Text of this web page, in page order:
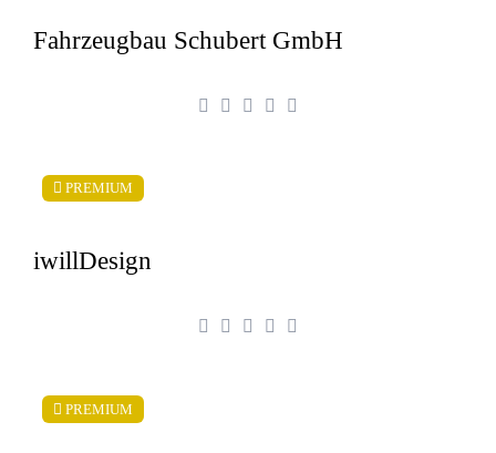
Fahrzeugbau Schubert GmbH
PREMIUM
iwillDesign
PREMIUM